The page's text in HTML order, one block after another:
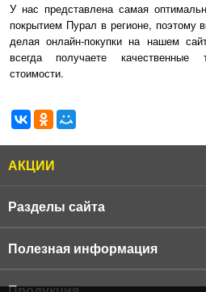
У нас представлена самая
покрытием Пурал в регионе, поэтому
делая онлайн-покупки на нашем
всегда получаете качественные
стоимости.
АКЦИИ
Разделы сайта
АКЦИИ
Полезная информация